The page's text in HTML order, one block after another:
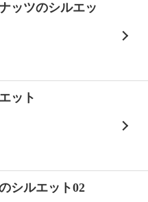
ッツのシルエッ
ット
シルエット02